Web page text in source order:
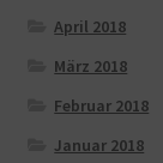
April 2018
März 2018
Februar 2018
Januar 2018